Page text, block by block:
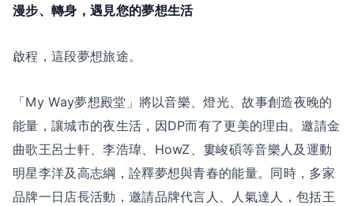
漫步、轉身，遇見您的夢想生活
啟程，這段夢想旅途。
「My Way夢想殿堂」將以音樂、燈光、故事創造夜晚的
能量，讓城市的夜生活，因DP而有了更美的理由。邀請金
曲歌王呂士軒、李浩瑋、HowZ、婁峻碩等音樂人及運動
明星李洋及高志綱，詮釋夢想與青春的能量。同時，多家
品牌一日店長活動，邀請品牌代言人、人氣達人，包括王